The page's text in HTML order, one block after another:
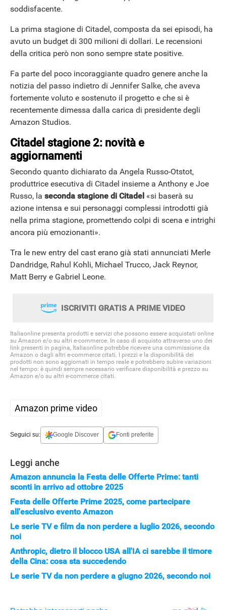
soddisfacente.
La prima stagione di Citadel, composta da sei episodi, ha
avuto un budget di 300 milioni di dollari. Le recensioni
della critica però non sono sempre state positive.
Fa parte del poco incoraggiante quadro genere anche la
notizia del passo indietro di Jennifer Salke, che aveva
fortemente voluto e sostenuto il progetto e che si è
recentemente dimessa dalla carica di presidente degli
Amazon Studios.
Citadel stagione 2: novità e
aggiornamenti
Secondo quanto dichiarato da Angela Russo-Otstot,
produttrice esecutiva di Citadel insieme a Anthony e Joe
Russo, la seconda stagione di Citadel «si baserà su
azione intensa e sui personaggi complessi introdotti già
nella prima stagione, promettendo colpi di scena e intrighi
ancora più emozionanti».
Tra le new entry del cast erano già stati annunciati Merle
Dandridge, Rahul Kohli, Michael Trucco, Jack Reynor,
Matt Berry e Gabriel Leone.
ISCRIVITI GRATIS A PRIME VIDEO
Italiaonline presenta prodotti e servizi che possono essere acquistati online
su Amazon e/o su altri e-commerce. In caso di acquisto attraverso uno dei
link presenti in pagina, Italiaonline potrebbe ricevere una commissione da
Amazon o dagli altri e-commerce citati. I prezzi e la disponibilità dei
prodotti non sono aggiornati in tempo reale e potrebbero subire variazioni
nel tempo: è quindi sempre necessario verificare disponibilità e prezzo su
Amazon e/o su altri e-commerce citati.
Amazon prime video
Seguici su: Google Discover Fonti preferite
Leggi anche
Amazon annuncia la Festa delle Offerte Prime: tanti
sconti in arrivo ad ottobre 2025
Festa delle Offerte Prime 2025, come partecipare
all'esclusivo evento Amazon
Le serie TV e film da non perdere a luglio 2026, secondo
noi
Anthropic, dietro il blocco USA all'IA ci sarebbe il timore
della Cina: cosa sta succedendo
Le serie TV da non perdere a giugno 2026, secondo noi